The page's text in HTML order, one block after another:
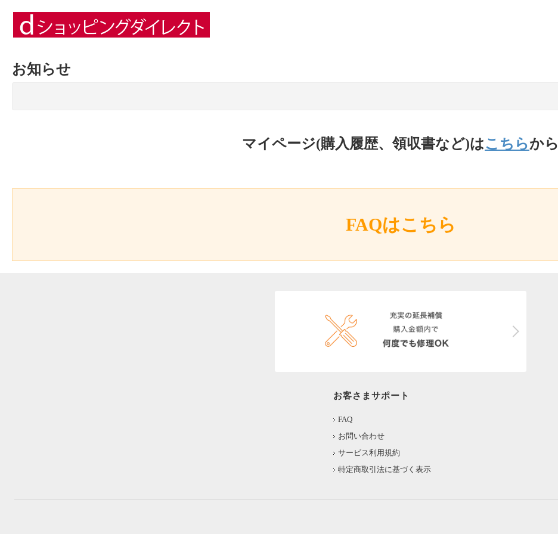
お知らせ
マイページ(購入履歴、領収書など)はこちらから
FAQはこちら
お客さまサポート
FAQ
お問い合わせ
サービス利用規約
特定商取引法に基づく表示